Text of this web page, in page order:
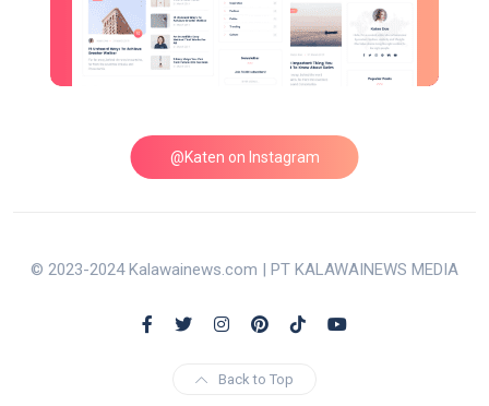
@Katen on Instagram
© 2023-2024 Kalawainews.com | PT KALAWAINEWS MEDIA
Back to Top